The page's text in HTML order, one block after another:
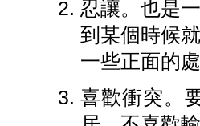
忍讓。也是
到某個時候
一些正面的
喜歡衝突。